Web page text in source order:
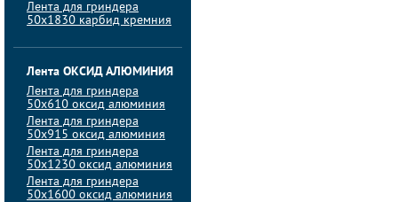
Лента для гриндера
50х1830 карбид кремния
Лента ОКСИД АЛЮМИНИЯ
Лента для гриндера
50х610 оксид алюминия
Лента для гриндера
50х915 оксид алюминия
Лента для гриндера
50х1230 оксид алюминия
Лента для гриндера
50х1600 оксид алюминия